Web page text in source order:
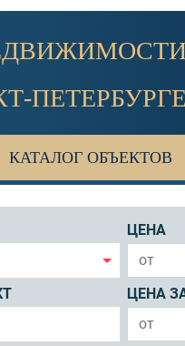
КАТАЛОГ ОБЪЕКТОВ
ЦЕНА
ЦЕНА